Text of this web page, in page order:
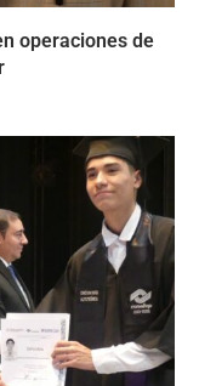
operaciones de